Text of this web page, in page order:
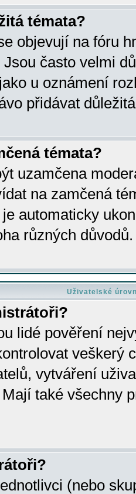
témata?
objevují na fóru
často velmi
u oznámení
přidávat
témata?
uzamčena
na zamčená
automaticky
různých důvodů.
Uživatelské
lidé pověření
veškerý
vytváření
také všechny
(nebo